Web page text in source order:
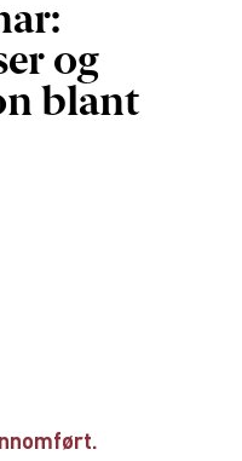
og
blant